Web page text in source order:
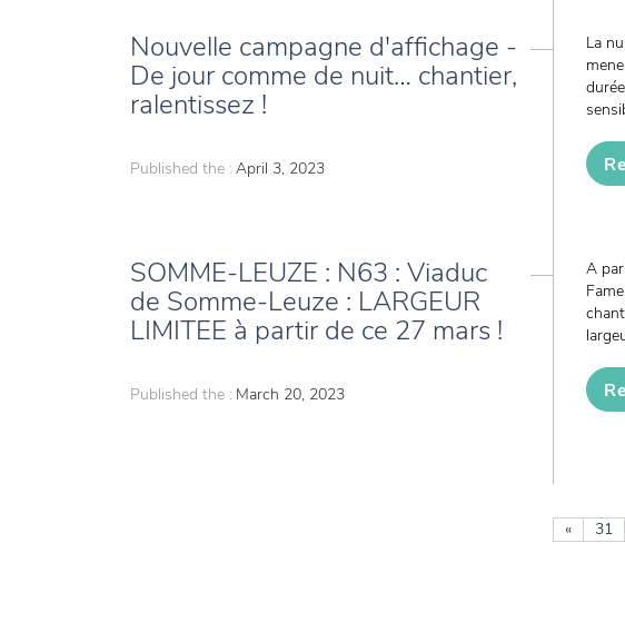
Nouvelle campagne d'affichage -
De jour comme de nuit… chantier,
ralentissez !
Published the : April 3, 2023
La
SOMME-LEUZE : N63 : Viaduc
de Somme-Leuze : LARGEUR
LIMITEE à partir de ce 27 mars !
Published the : March 20, 2023
A
« 31